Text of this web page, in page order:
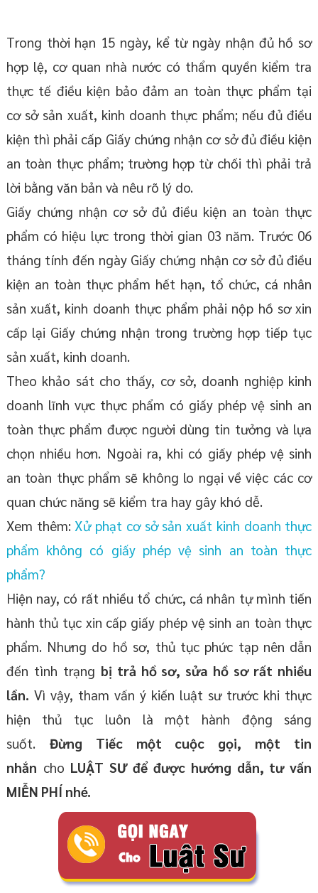
Trong thời hạn 15 ngày, kể từ ngày nhận đủ hồ sơ
hợp lệ, cơ quan nhà nước có thẩm quyền kiểm tra
thực tế điều kiện bảo đảm an toàn thực phẩm tại
cơ sở sản xuất, kinh doanh thực phẩm; nếu đủ điều
kiện thì phải cấp Giấy chứng nhận cơ sở đủ điều kiện
an toàn thực phẩm; trường hợp từ chối thì phải trả
lời bằng văn bản và nêu rõ lý do.
Giấy chứng nhận cơ sở đủ điều kiện an toàn thực
phẩm có hiệu lực trong thời gian 03 năm. Trước 06
tháng tính đến ngày Giấy chứng nhận cơ sở đủ điều
kiện an toàn thực phẩm hết hạn, tổ chức, cá nhân
sản xuất, kinh doanh thực phẩm phải nộp hồ sơ xin
cấp lại Giấy chứng nhận trong trường hợp tiếp tục
sản xuất, kinh doanh.
Theo khảo sát cho thấy, cơ sở, doanh nghiệp kinh
doanh lĩnh vực thực phẩm có giấy phép vệ sinh an
toàn thực phẩm được người dùng tin tưởng và lựa
chọn nhiều hơn. Ngoài ra, khi có giấy phép vệ sinh
an toàn thực phẩm sẽ không lo ngại về việc các cơ
quan chức năng sẽ kiểm tra hay gây khó dễ.
Xem thêm: Xử phạt cơ sở sản xuất kinh doanh thực
phẩm không có giấy phép vệ sinh an toàn thực
phẩm?
Hiện nay, có rất nhiều tổ chức, cá nhân tự mình tiến
hành thủ tục xin cấp giấy phép vệ sinh an toàn thực
phẩm. Nhưng do hồ sơ, thủ tục phức tạp nên dẫn
đến tình trạng bị trả hồ sơ, sửa hồ sơ rất nhiều
lần. Vì vậy, tham vấn ý kiến luật sư trước khi thực
hiện thủ tục luôn là một hành động sáng
suốt. Đừng Tiếc một cuộc gọi, một tin
nhắn cho LUẬT SƯ để đượchướng dẫn, tư vấn
MIỄN PHÍnhé.